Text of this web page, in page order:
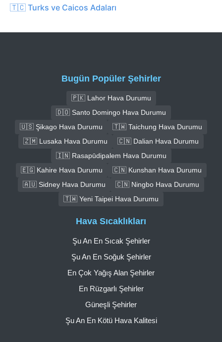
🇹🇨 Turks ve Caicos Adaları
Bugün Popüler Şehirler
🇵🇰 Lahor Hava Durumu
🇩🇴 Santo Domingo Hava Durumu
🇺🇸 Şikago Hava Durumu
🇹🇼 Taichung Hava Durumu
🇿🇲 Lusaka Hava Durumu
🇨🇳 Dalian Hava Durumu
🇮🇳 Rasapūdipalem Hava Durumu
🇪🇬 Kahire Hava Durumu
🇨🇳 Kunshan Hava Durumu
🇦🇺 Sidney Hava Durumu
🇨🇳 Ningbo Hava Durumu
🇹🇼 Yeni Taipei Hava Durumu
Hava Sıcaklıkları
Şu An En Sıcak Şehirler
Şu An En Soğuk Şehirler
En Çok Yağış Alan Şehirler
En Rüzgarlı Şehirler
Güneşli Şehirler
Şu An En Kötü Hava Kalitesi